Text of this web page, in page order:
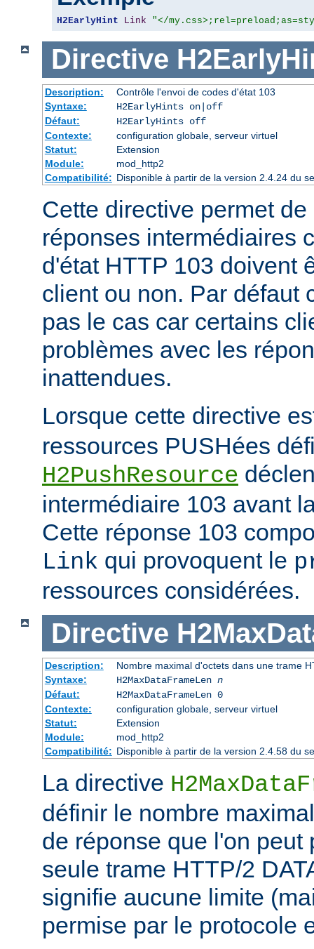
H2EarlyHint Link "</
Directive
Description:
Contrôle l'envoi de codes d'état 103
Syntaxe:
H2EarlyHints on|off
Défaut:
H2EarlyHints off
Contexte:
configuration globale, serveur virtuel
Statut:
Extension
Module:
mod_http2
Compatibilité: Disponible à partir de la version 2.4.24 du
Cette directive permet
réponses intermédiaires
d'état HTTP 103 doivent
client ou non. Par défaut
pas le cas car certains
problèmes avec les
inattendues.
Lorsque cette directive
ressources PUSHées
H2PushResource
intermédiaire 103 avant
Cette réponse 103
Link qui provoquent le
ressources considérées.
Directive
Description:
Nombre maximal d'octets dans une trame
Syntaxe:
H2MaxDataFrameLen n
Défaut:
H2MaxDataFrameLen 0
Contexte:
configuration globale, serveur virtuel
Statut:
Extension
Module:
mod_http2
Compatibilité: Disponible à partir de la version 2.4.58 du
La directive
définir le nombre
de réponse que l'on peut
seule trame HTTP/2
signifie aucune limite
permise par le protocole